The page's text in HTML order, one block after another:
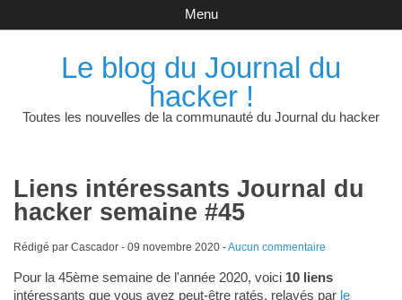
Le blog du Journal du
hacker !
Toutes les nouvelles de la communauté du Journal du hacker
Menu
Liens intéressants Journal du
hacker semaine #45
Rédigé par Cascador - 09 novembre 2020-Aucun commentaire
Pour la 45ème semaine de l'année 2020, voici 10 liens
intéressants que vous avez peut-être ratés, relayés par le